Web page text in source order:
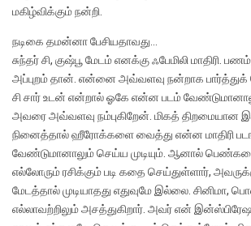
மகிழ்விக்கும் நன்றி.
நடிகை தமன்னா பேசியதாவது…
சுந்தர் சி, குஷ்பூ மேடம் எனக்கு ஃபேமிலி மாதிரி.
அப்புறம் தான். என்னை அவ்வளவு நன்றாக
சி சார் உடன் என்றால் ஓகே என்ன படம்
அவரை அவ்வளவு நம்புகிறேன். மிகத் திறமையான
நினைத்தால் ஹீரோக்களை வைத்து என்ன மாதிரி
வேண்டுமானாலும் செய்ய முடியும். ஆனால்
எல்லோரும் ரசிக்கும் படி கதை செய்துள்ளார்,
மேடத்தால் முடியாதது எதுவுமே இல்லை. சினிமா,
எல்லாவற்றிலும் அசத்துகிறார். அவர் என்